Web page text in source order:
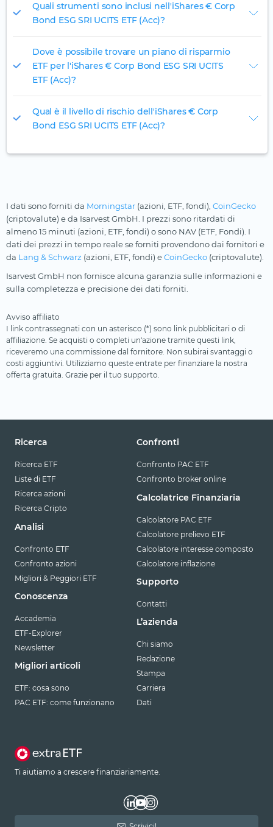
Quali strumenti sono inclusi nell'iShares € Corp
Bond ESG SRI UCITS ETF (Acc)?
Dove è possibile trovare un piano di risparmio
ETF per l'iShares € Corp Bond ESG SRI UCITS
ETF (Acc)?
Qual è il livello di rischio dell'iShares € Corp
Bond ESG SRI UCITS ETF (Acc)?
I dati sono forniti da Morningstar (azioni, ETF, fondi), CoinGecko
(criptovalute) e da Isarvest GmbH. I prezzi sono ritardati di
almeno 15 minuti (azioni, ETF, fondi) o sono NAV (ETF, Fondi). I
dati dei prezzi in tempo reale se forniti provendono dai fornitori e
da Lang & Schwarz (azioni, ETF, fondi) eCoinGecko (criptovalute).
Isarvest GmbH non fornisce alcuna garanzia sulle informazioni e
sulla completezza e precisione dei dati forniti.
Avviso affiliato
I link contrassegnati con un asterisco (*) sono link pubblicitari o di
affiliazione. Se acquisti o completi un'azione tramite questi link,
riceveremo una commissione dal fornitore. Non subirai svantaggi o
costi aggiuntivi. Utilizziamo queste entrate per finanziare la nostra
offerta gratuita. Grazie per il tuo supporto.
Ricerca
Ricerca ETF
Liste di ETF
Ricerca azioni
Ricerca Cripto
Analisi
Confronto ETF
Confronto azioni
Migliori & Peggiori ETF
Conoscenza
Accademia
ETF-Explorer
Newsletter
Migliori articoli
ETF: cosa sono
PAC ETF: come funzionano
Confronti
Confronto PAC ETF
Confronto broker online
Calcolatrice Finanziaria
Calcolatore PAC ETF
Calcolatore prelievo ETF
Calcolatore interesse composto
Calcolatore inflazione
Supporto
Contatti
L’azienda
Chi siamo
Redazione
Stampa
Carriera
Dati
Ti aiutiamo a crescere finanziariamente.